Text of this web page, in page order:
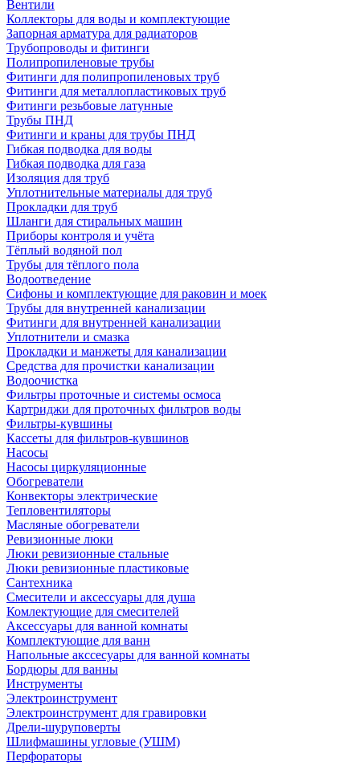
Вентили
Коллекторы для воды и комплектующие
Запорная арматура для радиаторов
Трубопроводы и фитинги
Полипропиленовые трубы
Фитинги для полипропиленовых труб
Фитинги для металлопластиковых труб
Фитинги резьбовые латунные
Трубы ПНД
Фитинги и краны для трубы ПНД
Гибкая подводка для воды
Гибкая подводка для газа
Изоляция для труб
Уплотнительные материалы для труб
Прокладки для труб
Шланги для стиральных машин
Приборы контроля и учёта
Тёплый водяной пол
Трубы для тёплого пола
Водоотведение
Сифоны и комплектующие для раковин и моек
Трубы для внутренней канализации
Фитинги для внутренней канализации
Уплотнители и смазка
Прокладки и манжеты для канализации
Средства для прочистки канализации
Водоочистка
Фильтры проточные и системы осмоса
Картриджи для проточных фильтров воды
Фильтры-кувшины
Кассеты для фильтров-кувшинов
Насосы
Насосы циркуляционные
Обогреватели
Конвекторы электрические
Тепловентиляторы
Масляные обогреватели
Ревизионные люки
Люки ревизионные стальные
Люки ревизионные пластиковые
Сантехника
Смесители и аксессуары для душа
Комлектующие для смесителей
Аксессуары для ванной комнаты
Комплектующие для ванн
Напольные акссесуары для ванной комнаты
Бордюры для ванны
Инструменты
Электроинструмент
Электроинструмент для гравировки
Дрели-шуруповерты
Шлифмашины угловые (УШМ)
Перфораторы